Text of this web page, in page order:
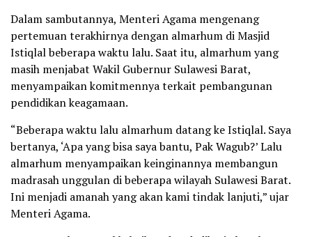
Dalam sambutannya, Menteri Agama mengenang
pertemuan terakhirnya dengan almarhum di Masjid
Istiqlal beberapa waktu lalu. Saat itu, almarhum yang
masih menjabat Wakil Gubernur Sulawesi Barat,
menyampaikan komitmennya terkait pembangunan
pendidikan keagamaan.
“Beberapa waktu lalu almarhum datang ke Istiqlal. Saya
bertanya, ‘Apa yang bisa saya bantu, Pak Wagub?’ Lalu
almarhum menyampaikan keinginannya membangun
madrasah unggulan di beberapa wilayah Sulawesi Barat.
Ini menjadi amanah yang akan kami tindak lanjuti,” ujar
Menteri Agama.